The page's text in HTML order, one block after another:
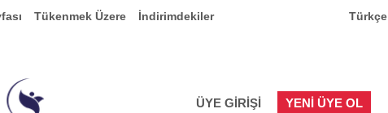
Tükenmek Üzere İndirimdekiler Türkçe
ÜYE GIRIŞI YENI ÜYE OL